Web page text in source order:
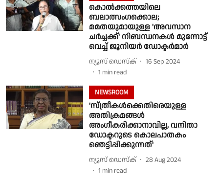
കൊൽക്കത്തയിലെ
ബലാത്സംഗക്കൊല;
മമതയുമായുള്ള 'അവസാന
ചർച്ചക്ക്' നിബന്ധനകൾ മുന്നോട്ട്
വെച്ച് ജൂനിയർ ഡോക്ടർമാർ
ന്യൂസ് ഡെസ്ക്
16 Sep 2024
1 min read
NEWSROOM
'സ്ത്രീകൾക്കെതിരെയുള്ള
അതിക്രമങ്ങൾ
അംഗീകരിക്കാനാവില്ല, വനിതാ
ഡോക്ടറുടെ കൊലപാതകം
ഞെട്ടിപ്പിക്കുന്നത്'
ന്യൂസ് ഡെസ്ക്
28 Aug 2024
1 min read